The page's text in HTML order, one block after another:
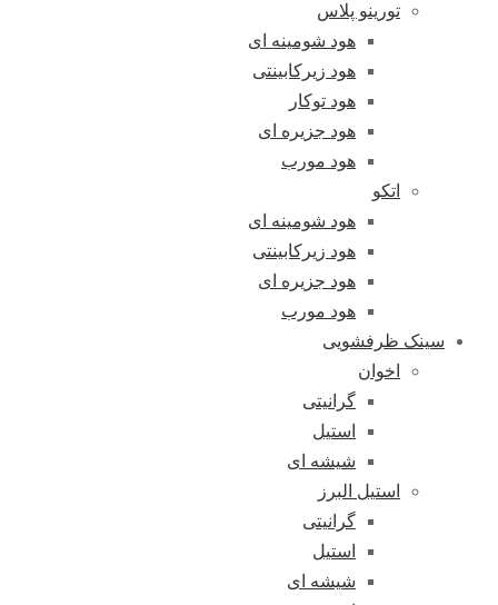
تورینو پلاس
هود شومینه ای
هود زیرکابینتی
هود توکار
هود جزیره ای
هود مورب
اتکو
هود شومینه ای
هود زیرکابینتی
هود جزیره ای
هود مورب
سینک ظرفشویی
اخوان
گرانیتی
استیل
شیشه ای
استیل البرز
گرانیتی
استیل
شیشه ای